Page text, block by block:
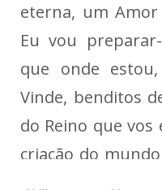
eterna, um
Eu vou
que onde
Vinde, benditos
do Reino que
criação do mundo